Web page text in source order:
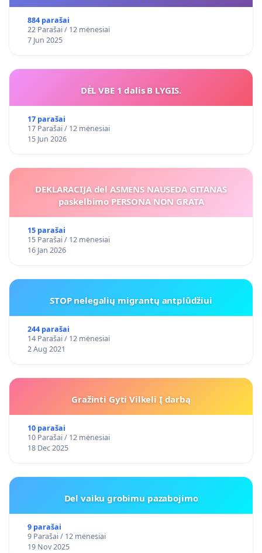
884 parašai
22 Parašai / 12 mėnesiai
7 Jun 2025
DĖL VBE 1 dalis B LYGIS.
17 parašai
17 Parašai / 12 mėnesiai
15 Jun 2026
DEKLARACIJA del ASMENS NAUSEDA GITANAS
paskelbimo PERSONA NON GRATA
15 parašai
15 Parašai / 12 mėnesiai
16 Jan 2026
STOP nelegalių migrantų antplūdžiui
244 parašai
14 Parašai / 12 mėnesiai
2 Aug 2021
Gražinti Gyti Vilkeli Į darbą
10 parašai
10 Parašai / 12 mėnesiai
18 Dec 2025
Del vaiku grobimu pazabojimo
9 parašai
9 Parašai / 12 mėnesiai
19 Nov 2025